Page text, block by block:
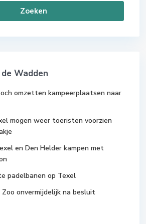
Zoeken
Wadden
omzetten kampeerplaatsen naar
mogen weer toeristen voorzien
en Den Helder kampen met
padelbanen op Texel
onvermijdelijk na besluit